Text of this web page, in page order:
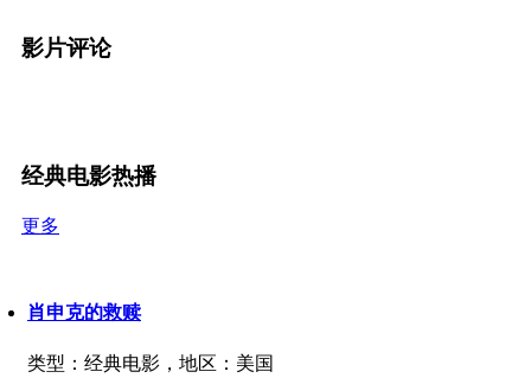
影片评论
经典电影热播
更多
肖申克的救赎
类型： 经典电影， 地区： 美国